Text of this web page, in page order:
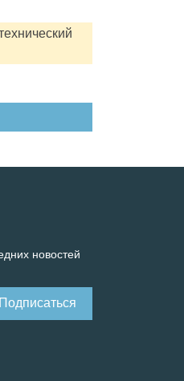
новостей